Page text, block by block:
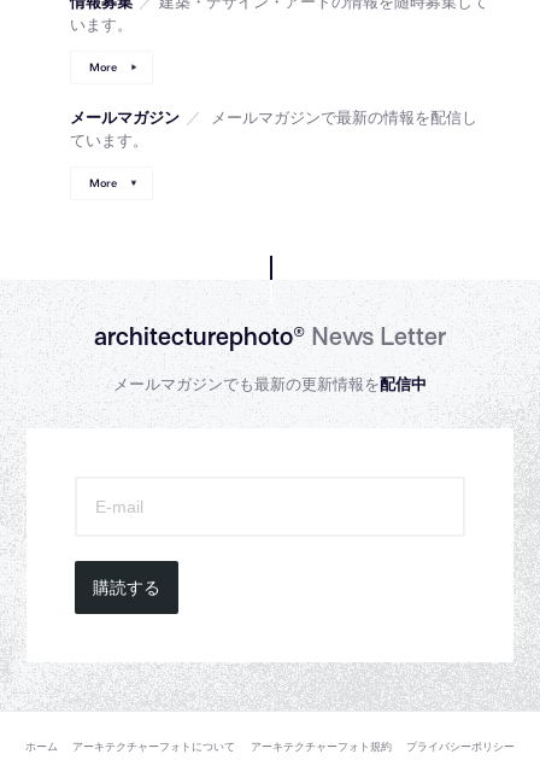
います。
More
メールマガジン ／
メールマガジンで最新の情報を配信し
ています。
More
architecturephoto®News Letter
メールマガジンでも最新の更新情報を配信中
購読する
ホーム アーキテクチャーフォトについて アーキテクチャーフォト規約 プライバシーポリシー